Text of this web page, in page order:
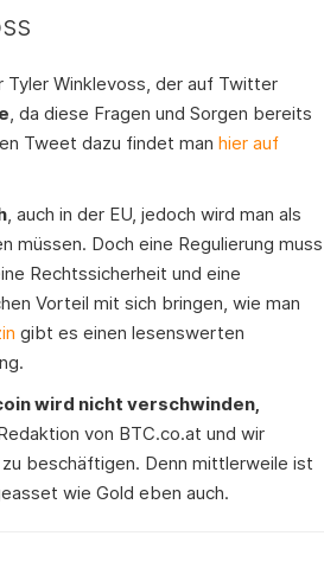
Winklevoss, der auf Twitter
, da diese Fragen und Sorgen bereits
Tweet dazu findet man hier auf
, auch in der EU, jedoch wird man als
müssen. Doch eine Regulierung muss
Rechtssicherheit und eine
Vorteil mit sich bringen, wie man
gibt es einen lesenswerten
wird nicht verschwinden,
von BTC.co.at und wir
beschäftigen. Denn mittlerweile ist
wie Gold eben auch.